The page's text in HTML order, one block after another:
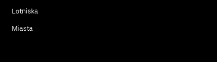
Lotniska
Miasta